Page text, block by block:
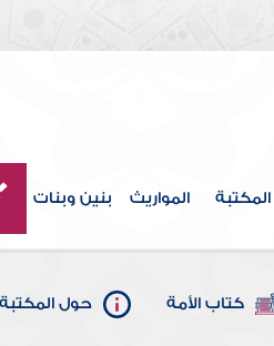
المكتبة المواريث بنين وبنات
كتاب الأمة حول المكتبة